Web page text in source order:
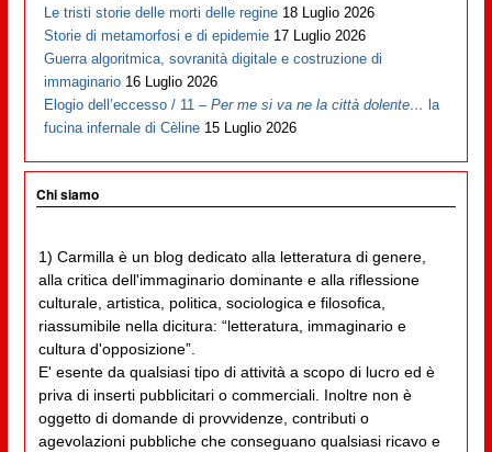
Le tristi storie delle morti delle regine 18 Luglio 2026
Storie di metamorfosi e di epidemie 17 Luglio 2026
Guerra algoritmica, sovranità digitale e costruzione di
immaginario 16 Luglio 2026
Elogio dell’eccesso / 11 –Per me si va ne la città dolente… la
fucina infernale di Cèline 15 Luglio 2026
Chi siamo
1) Carmilla è un blog dedicato alla letteratura di genere,
alla critica dell'immaginario dominante e alla riflessione
culturale, artistica, politica, sociologica e filosofica,
riassumibile nella dicitura: “letteratura, immaginario e
cultura d'opposizione”.
E' esente da qualsiasi tipo di attività a scopo di lucro ed è
priva di inserti pubblicitari o commerciali. Inoltre non è
oggetto di domande di provvidenze, contributi o
agevolazioni pubbliche che conseguano qualsiasi ricavo e